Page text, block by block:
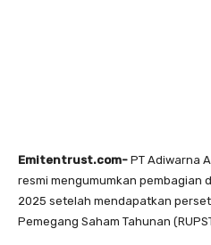
Emitentrust.com- PT Adiwarna
resmi mengumumkan pembagian
2025 setelah mendapatkan
Pemegang Saham Tahunan